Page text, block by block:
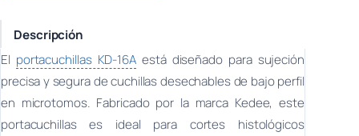
Descripción
El portacuchillas KD-16Aestá diseñado para sujeción
precisa y segura de cuchillas desechables de bajo perfil
en microtomos. Fabricado por la marca Kedee, este
portacuchillas es ideal para cortes histológicos